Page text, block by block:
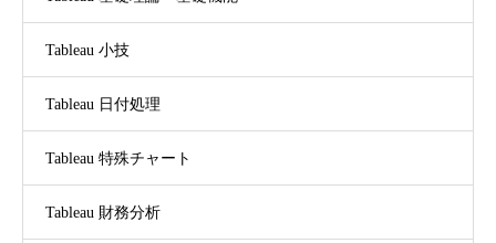
Tableau 小技
Tableau 日付処理
Tableau 特殊チャート
Tableau 財務分析